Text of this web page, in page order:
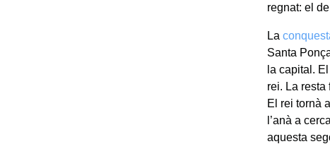
regnat: el
La
Santa
la capital.
rei. La resta
El rei tornà
l’anà a
aquesta